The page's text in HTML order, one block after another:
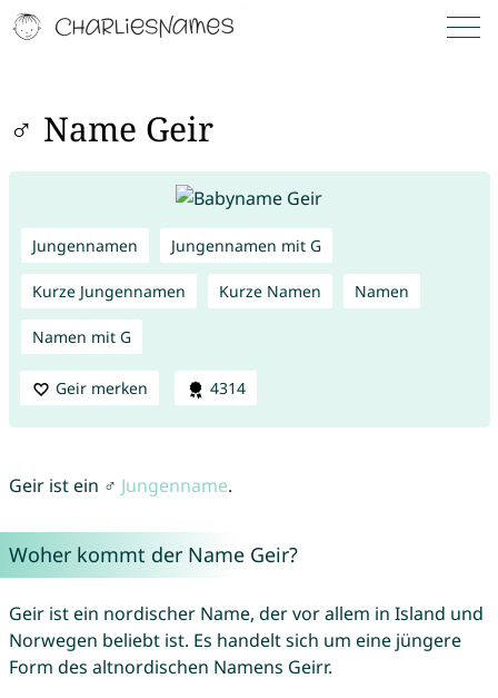
♂ Name Geir
Jungennamen Jungennamen mit G
Kurze Jungennamen Kurze Namen Namen
Namen mit G
Geir merken 4314
Geir ist ein ♂ Jungenname.
Woher kommt der Name Geir?
Geir ist ein nordischer Name, der vor allem in Island und
Norwegen beliebt ist. Es handelt sich um eine jüngere
Form des altnordischen Namens Geirr.